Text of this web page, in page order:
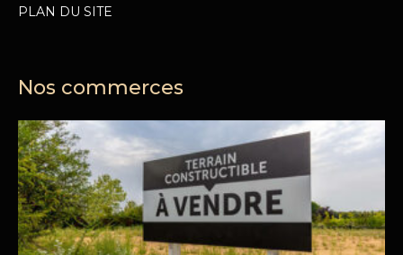
PLAN DU SITE
Nos commerces